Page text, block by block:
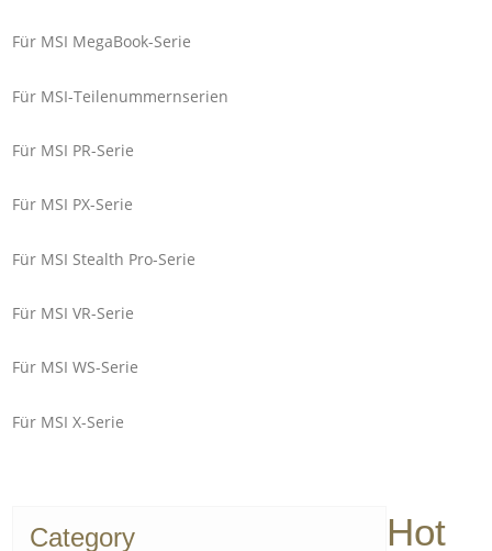
Für MSI MegaBook-Serie
Für MSI-Teilenummernserien
Für MSI PR-Serie
Für MSI PX-Serie
Für MSI Stealth Pro-Serie
Für MSI VR-Serie
Für MSI WS-Serie
Für MSI X-Serie
Category Hot